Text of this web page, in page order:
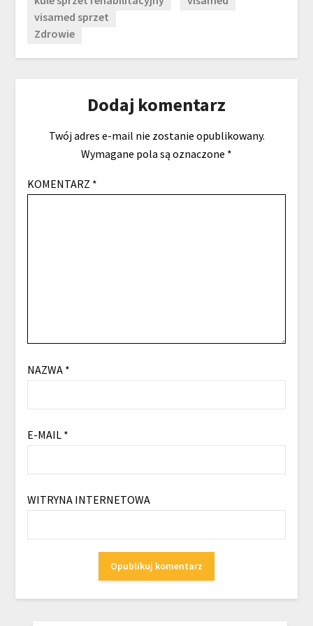
visamed sprzet
Zdrowie
Dodaj komentarz
Twój adres e-mail nie zostanie opublikowany.
Wymagane pola są oznaczone *
KOMENTARZ *
NAZWA *
E-MAIL *
WITRYNA INTERNETOWA